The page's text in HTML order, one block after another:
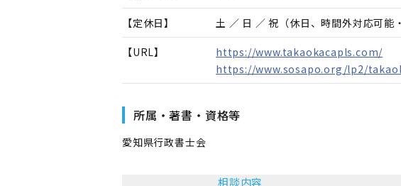
【定休日】 土 ／ 日 ／ 祝（休日、時間外対応可能
【URL】
https://www.takaokacapls.com/
https://www.sosapo.org/lp2/
所属・著書・資格等
愛知県行政書士会
相談内容